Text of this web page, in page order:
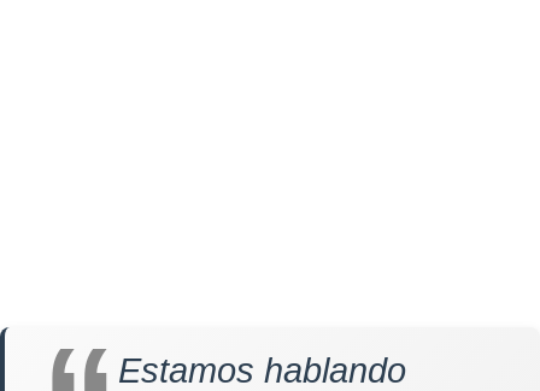
Estamos hablando